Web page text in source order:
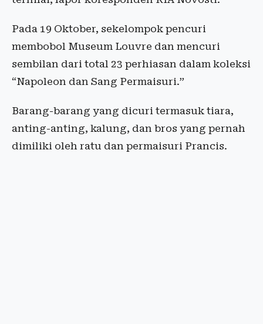
Pada 19 Oktober, sekelompok pencuri
membobol Museum Louvre dan mencuri
sembilan dari total 23 perhiasan dalam koleksi
“Napoleon dan Sang Permaisuri.”
Barang-barang yang dicuri termasuk tiara,
anting-anting, kalung, dan bros yang pernah
dimiliki oleh ratu dan permaisuri Prancis.